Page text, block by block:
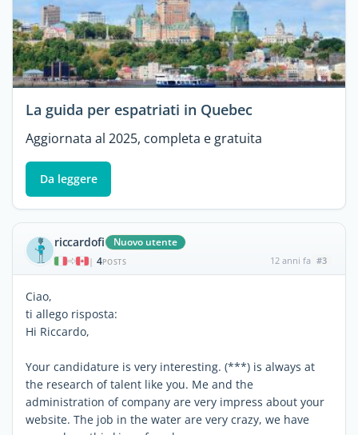
La guida per espatriati in Quebec
Aggiornata al 2025, completa e gratuita
Da leggere
riccardofi Nuovo utente
| 4POSTS 12 anni fa #3
Ciao,
ti allego risposta:
Hi Riccardo,
Your candidature is very interesting. (***) is always at
the research of talent like you. Me and the
administration of company are very impress about your
website. The job in the water are very crazy, we have